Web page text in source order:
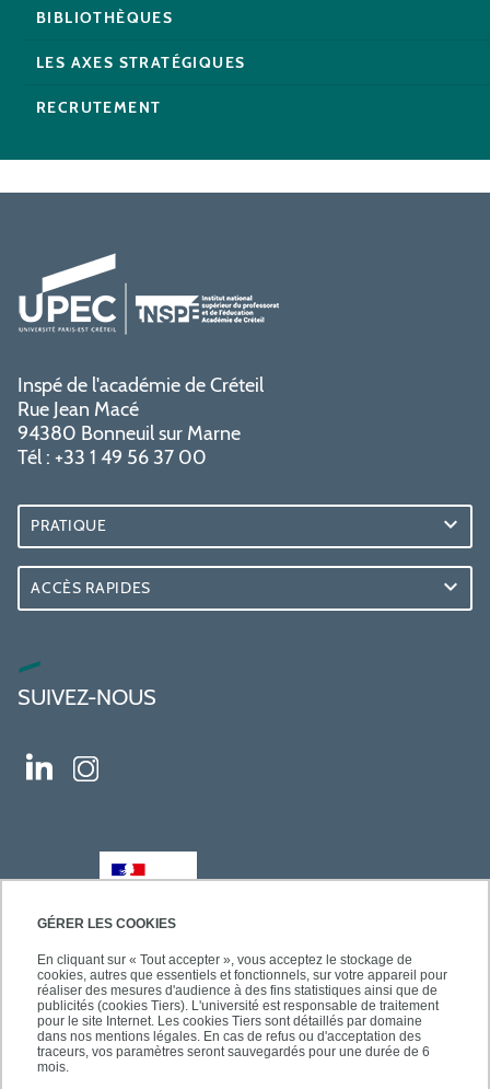
GÉRER LES COOKIES
En cliquant sur « Tout accepter », vous acceptez le stockage de
cookies, autres que essentiels et fonctionnels, sur votre appareil pour
réaliser des mesures d'audience à des fins statistiques ainsi que de
publicités (cookies Tiers). L'université est responsable de traitement
pour le site Internet. Les cookies Tiers sont détaillés par domaine
dans nos mentions légales. En cas de refus ou d'acceptation des
traceurs, vos paramètres seront sauvegardés pour une durée de 6
mois.
BIBLIOTHÈQUES
LES AXES STRATÉGIQUES
RECRUTEMENT
Inspé de l'académie de Créteil
Rue Jean Macé
94380 Bonneuil sur Marne
Tél : +33 1 49 56 37 00
PRATIQUE
ACCÈS RAPIDES
SUIVEZ-NOUS